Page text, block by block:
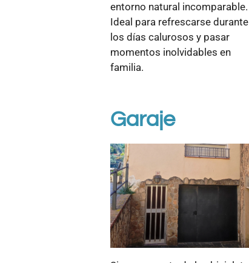
entorno natural incomparable.
Ideal para refrescarse durante
los días calurosos y pasar
momentos inolvidables en
familia.
Garaje